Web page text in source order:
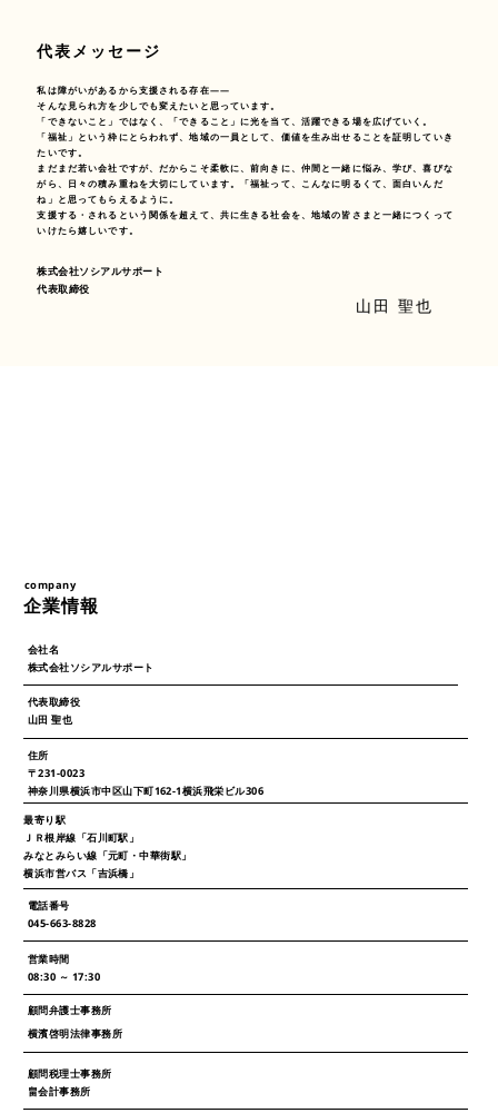
代表メッセージ
私は障がいがあるから支援される存在――
そんな見られ方を少しでも変えたいと思っています。
「できないこと」ではなく、「できること」に光を当て、活躍できる場を広げていく。
「福祉」という枠にとらわれず、地域の一員として、価値を生み出せることを証明していき
たいです。
まだまだ若い会社ですが、だからこそ柔軟に、前向きに、仲間と一緒に悩み、学び、喜びな
がら、日々の積み重ねを大切にしています。「福祉って、こんなに明るくて、面白いんだ
ね」と思ってもらえるように。
支援する・されるという関係を超えて、共に生きる社会を、地域の皆さまと一緒につくって
いけたら嬉しいです。
株式会社ソシアルサポート
代表取締役
山田 聖也
company
企業情報
会社名
株式会社ソシアルサポート
代表取締役
山田 聖也
住所
〒231-0023
神奈川県横浜市中区山下町162-1横浜飛栄ビル306
最寄り駅
ＪＲ根岸線「石川町駅」
みなとみらい線「元町・中華街駅」
横浜市営バス「吉浜橋」
電話番号
045-663-8828
営業時間
08:30 ～ 17:30
顧問弁護士事務所
横濱啓明法律事務所
顧問税理士事務所
畠会計事務所